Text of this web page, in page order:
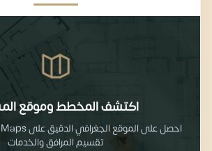
اكتشف المخطط وموقع
تقسيم المرافق والخدمات